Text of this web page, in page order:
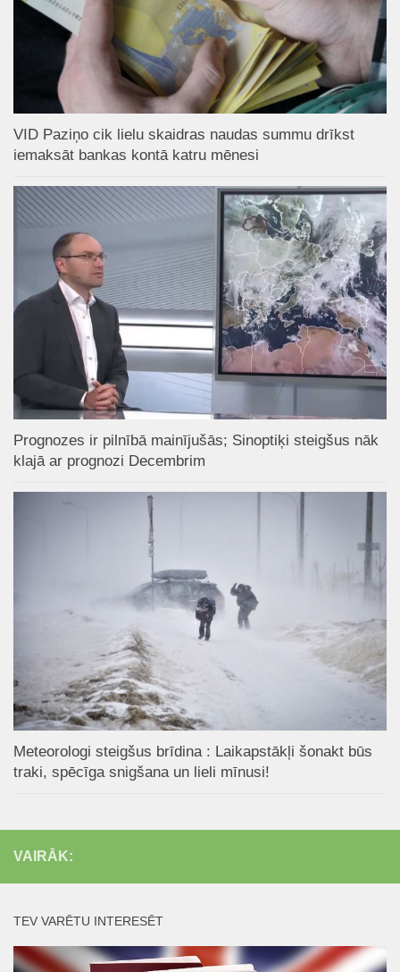
VID Paziņo cik lielu skaidras naudas summu drīkst
iemaksāt bankas kontā katru mēnesi
Prognozes ir pilnībā mainījušās; Sinoptiķi steigšus nāk
klajā ar prognozi Decembrim
Meteorologi steigšus brīdina : Laikapstākļi šonakt būs
traki, spēcīga snigšana un lieli mīnusi!
VAIRĀK:
TEV VARĒTU INTERESĒT